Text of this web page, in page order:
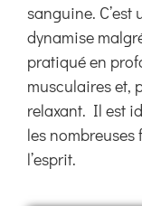
sanguine. C’est
dynamise
pratiqué en
musculaires et,
relaxant. Il est
les
l’esprit.